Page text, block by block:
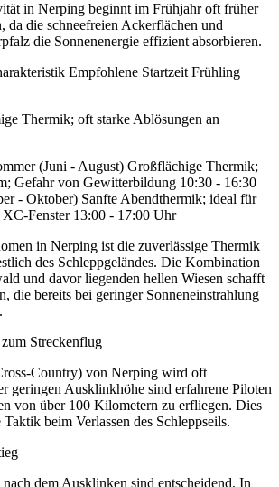
in Nerping beginnt im Frühjahr oft früher
da die schneefreien Ackerflächen und
die Sonnenenergie effizient absorbieren.
Empfohlene Startzeit Frühling
Thermik; oft starke Ablösungen an
(Juni - August) Großflächige Thermik;
Gefahr von Gewitterbildung 10:30 - 16:30
- Oktober) Sanfte Abendthermik; ideal für
Fenster 13:00 - 17:00 Uhr
in Nerping ist die zuverlässige Thermik
des Schleppgeländes. Die Kombination
und davor liegenden hellen Wiesen schafft
die bereits bei geringer Sonneneinstrahlung
Streckenflug
Country) von Nerping wird oft
geringen Ausklinkhöhe sind erfahrene Piloten
von über 100 Kilometern zu erfliegen. Dies
beim Verlassen des Schleppseils.
dem Ausklinken sind entscheidend. In